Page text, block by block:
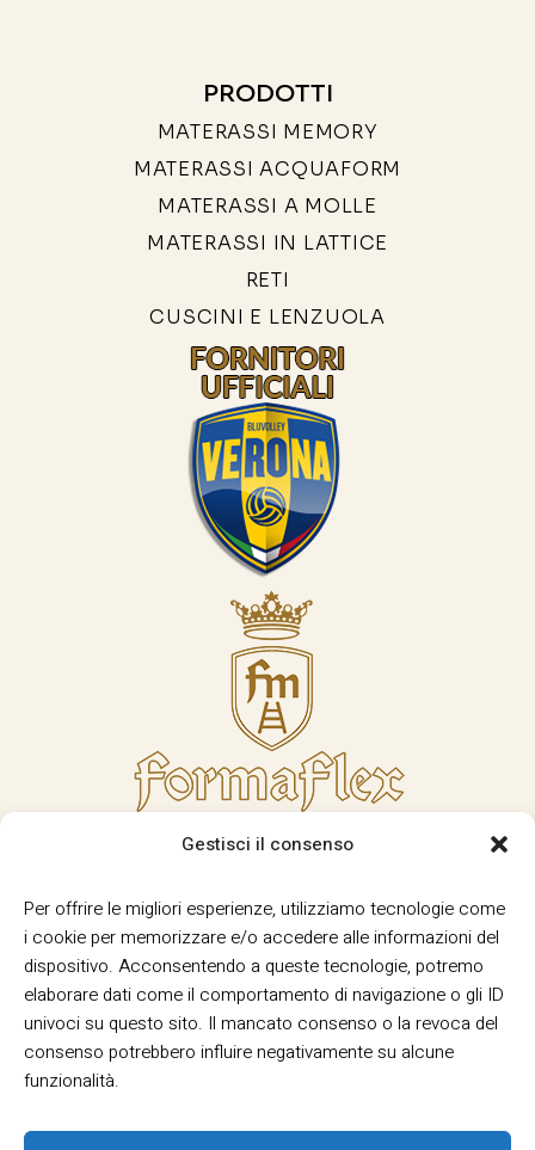
Gestisci il consenso
Per offrire le migliori esperienze, utilizziamo tecnologie come
i cookie per memorizzare e/o accedere alle informazioni del
dispositivo. Acconsentendo a queste tecnologie, potremo
elaborare dati come il comportamento di navigazione o gli ID
univoci su questo sito. Il mancato consenso o la revoca del
consenso potrebbero influire negativamente su alcune
funzionalità.
PRODOTTI
MATERASSI MEMORY
MATERASSI ACQUAFORM
MATERASSI A MOLLE
MATERASSI IN LATTICE
RETI
CUSCINI E LENZUOLA